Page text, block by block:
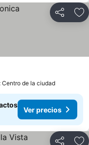
Compartir
Centro de la ciudad
Ver precios